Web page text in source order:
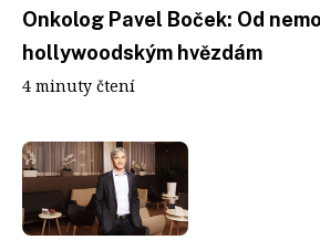
Onkolog Pavel Boček: Od
hollywoodským hvězdám
4 minuty čtení